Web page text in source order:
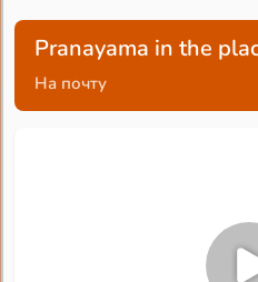
Pranayama in the
На почту